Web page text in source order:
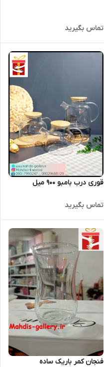
تماس بگیرید
قوری درب بامبو 900 میل
تماس بگیرید
فنجان کمر باریک ساده